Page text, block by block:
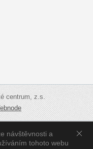
návštěvnosti a
tohoto webu
centrum, z.s.